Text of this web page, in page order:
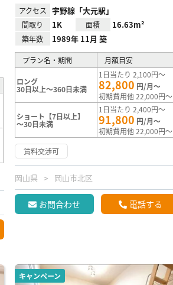
アクセス 宇野線「大元駅」
間取り 1K 面積 16.63m²
築年数 1989年 11月 築
プラン名・期間 月額目安
ロング
30日以上～360日未満
1日当たり 2,100円～
82,800 円/月～
初期費用他 22,000円～
ショート【7日以上】
～30日未満
1日当たり 2,400円～
91,800 円/月～
初期費用他 22,000円～
賃料交渉可
岡山県 岡山市北区
お問合わせ 電話する
キャンペーン